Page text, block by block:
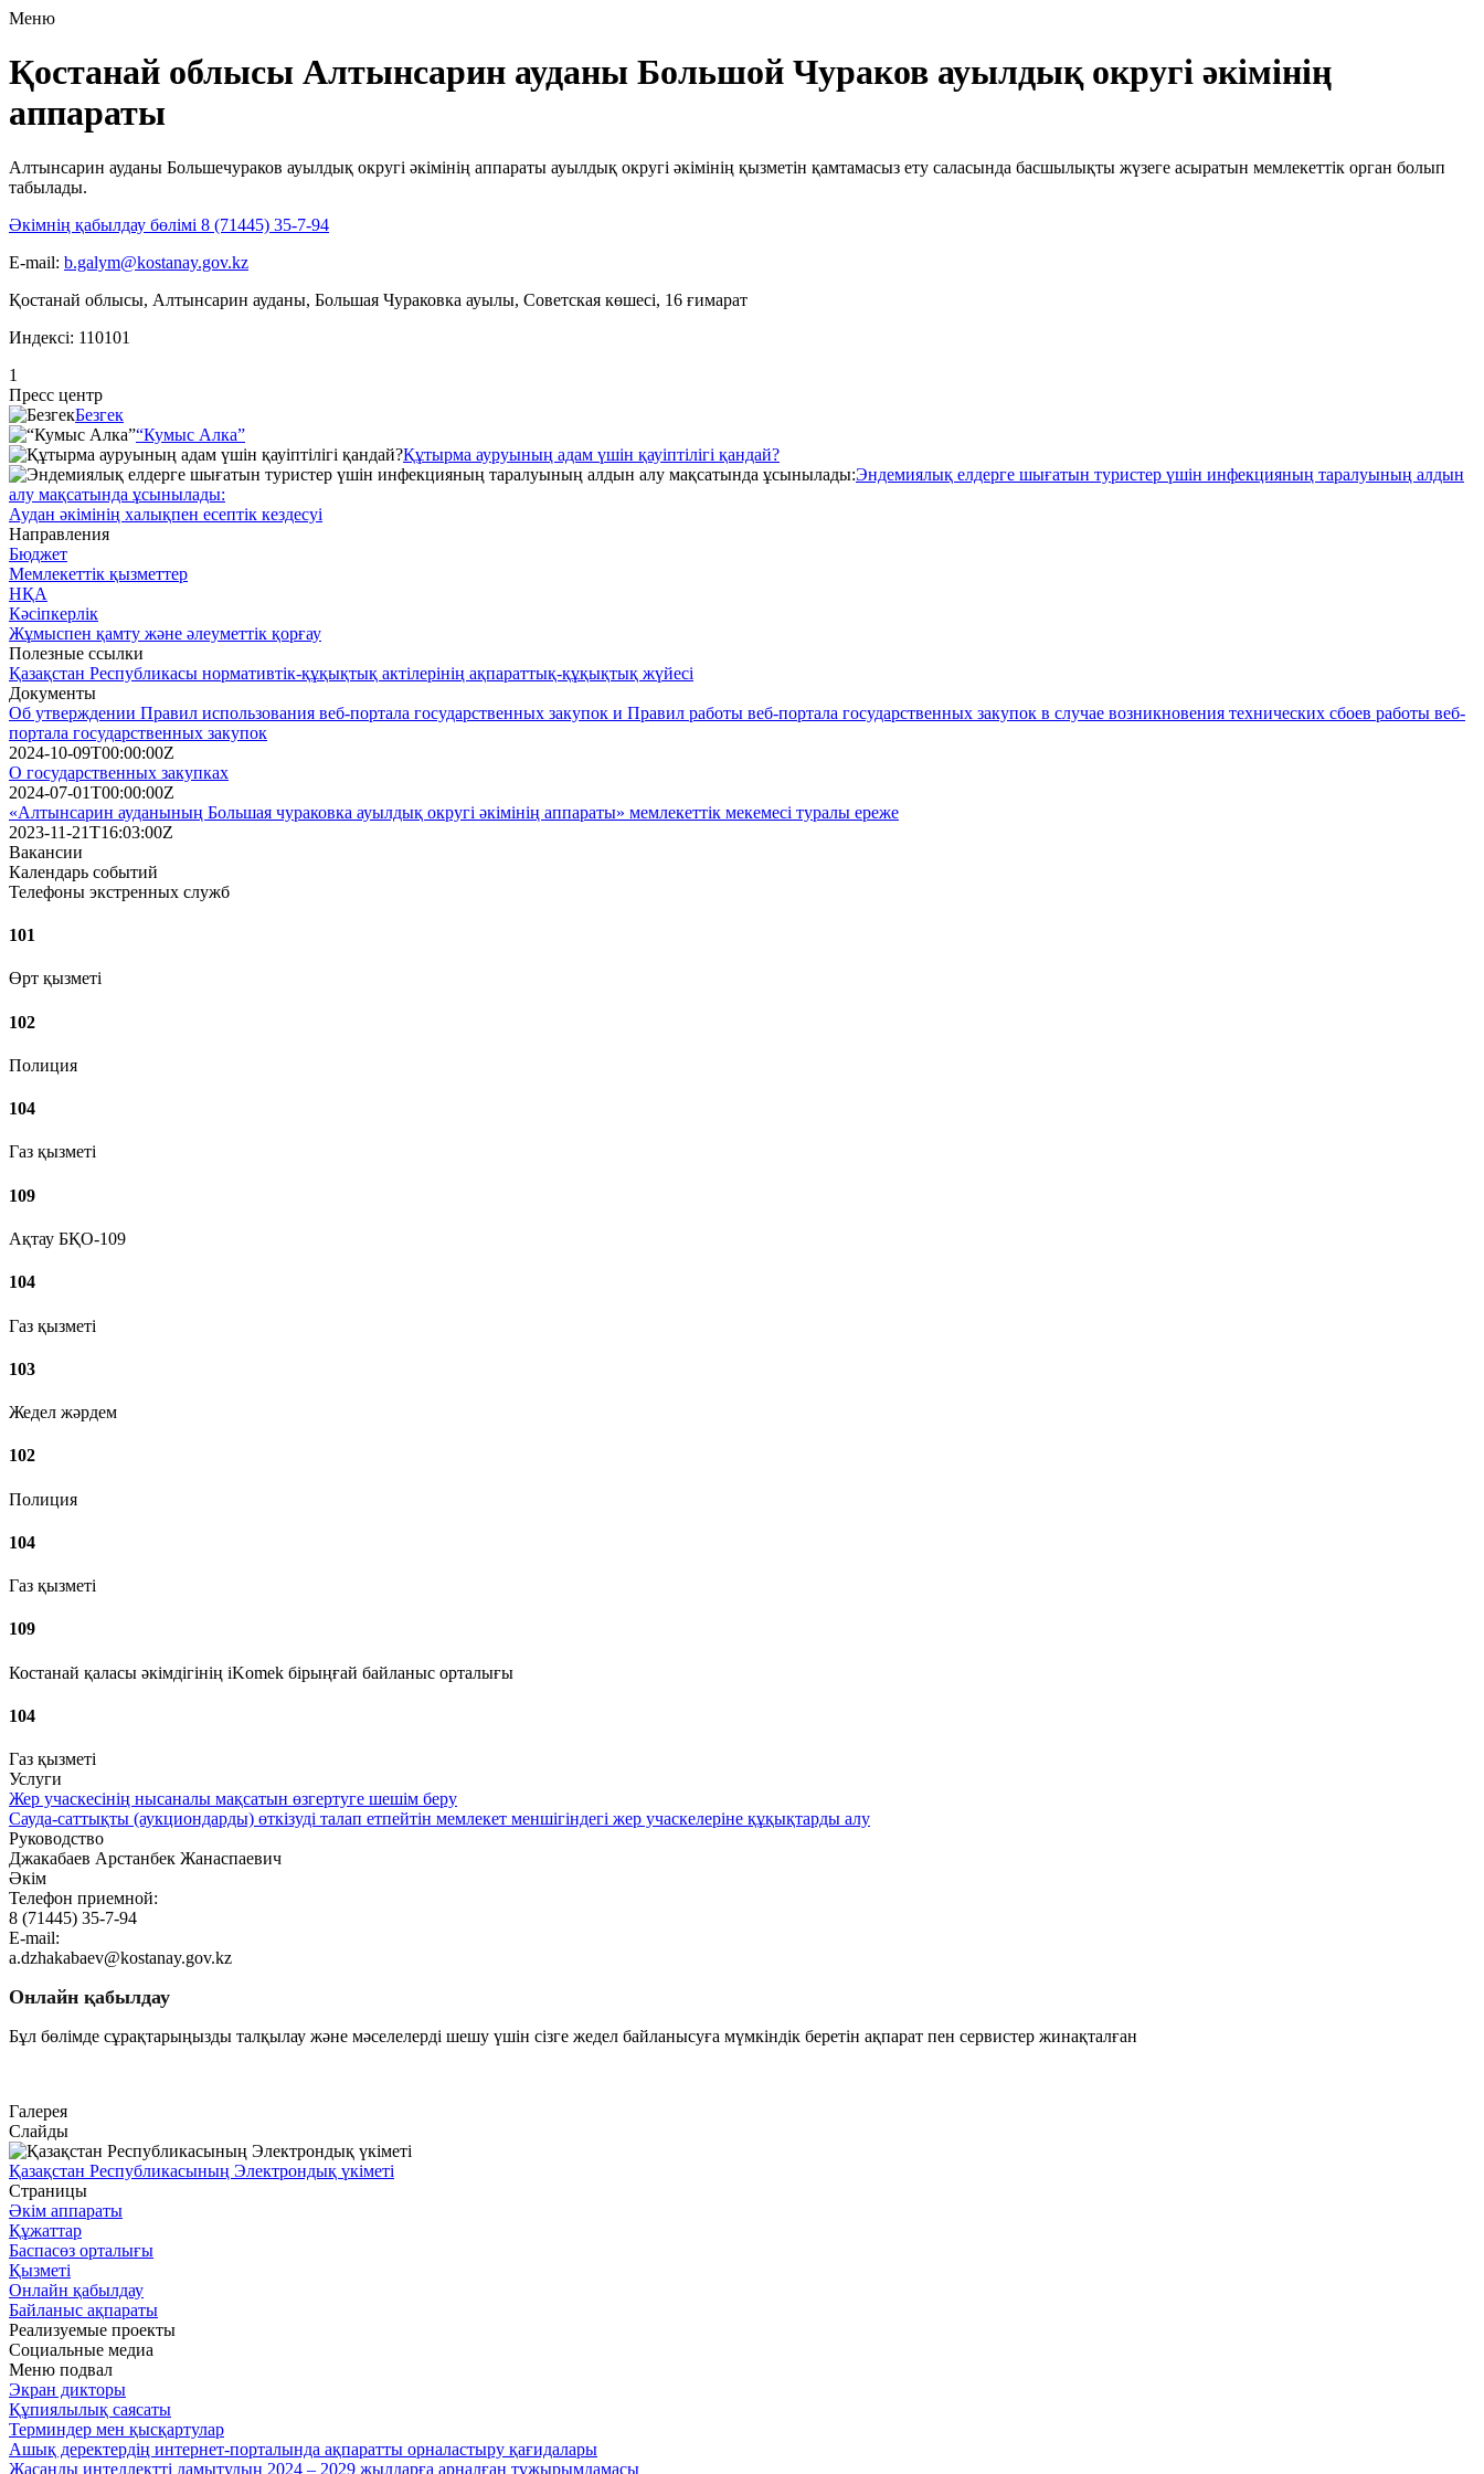
Меню
Қостанай облысы Алтынсарин ауданы Большой Чураков ауылдық округі әкімінің
аппараты
Алтынсарин ауданы Большечураков ауылдық округі әкімінің аппараты ауылдық округі әкімінің қызметін қамтамасыз ету саласында басшылықты жүзеге асыратын мемлекеттік орган болып
табылады.
Әкімнің қабылдау бөлімі 8 (71445) 35-7-94
E-mail: b.galym@kostanay.gov.kz
Қостанай облысы, Алтынсарин ауданы, Большая Чураковка ауылы, Советская көшесі, 16 ғимарат
Индексі: 110101
1
Пресс центр
Безгек
“Кумыс Алка”
Құтырма ауруының адам үшін қауіптілігі қандай?
Эндемиялық елдерге шығатын туристер үшін инфекцияның таралуының алдын
алу мақсатында ұсынылады:
Аудан әкімінің халықпен есептік кездесуі
Направления
Бюджет
Мемлекеттік қызметтер
НҚА
Кәсіпкерлік
Жұмыспен қамту және әлеуметтік қорғау
Полезные ссылки
Қазақстан Республикасы нормативтік-құқықтық актілерінің ақпараттық-құқықтық жүйесі
Документы
Об утверждении Правил использования веб-портала государственных закупок и Правил работы веб-портала государственных закупок в случае возникновения технических сбоев работы веб-
портала государственных закупок
2024-10-09T00:00:00Z
О государственных закупках
2024-07-01T00:00:00Z
«Алтынсарин ауданының Большая чураковка ауылдық округі әкiмiнiң аппараты» мемлекеттiк мекемесi туралы ереже
2023-11-21T16:03:00Z
Вакансии
Календарь событий
Телефоны экстренных служб
101
Өрт қызметі
102
Полиция
104
Газ қызметі
109
Ақтау БҚО-109
104
Газ қызметі
103
Жедел жәрдем
102
Полиция
104
Газ қызметі
109
Костанай қаласы әкімдігінің iKomek бірыңғай байланыс орталығы
104
Газ қызметі
Услуги
Жер учаскесінің нысаналы мақсатын өзгертуге шешім беру
Сауда-саттықты (аукциондарды) өткізуді талап етпейтін мемлекет меншігіндегі жер учаскелеріне құқықтарды алу
Руководство
Джакабаев Арстанбек Жанаспаевич
Әкім
Телефон приемной:
8 (71445) 35-7-94
E-mail:
a.dzhakabaev@kostanay.gov.kz
Онлайн қабылдау
Бұл бөлімде сұрақтарыңызды талқылау және мәселелерді шешу үшін сізге жедел байланысуға мүмкіндік беретін ақпарат пен сервистер жинақталған
Галерея
Слайды
Қазақстан Республикасының Электрондық үкіметі
Страницы
Әкім аппараты
Құжаттар
Баспасөз орталығы
Қызметі
Онлайн қабылдау
Байланыс ақпараты
Реализуемые проекты
Социальные медиа
Меню подвал
Экран дикторы
Құпиялылық саясаты
Терминдер мен қысқартулар
Ашық деректердің интернет-порталында ақпаратты орналастыру қағидалары
Жасанды интеллектті дамытудың 2024 – 2029 жылдарға арналған тұжырымдамасы